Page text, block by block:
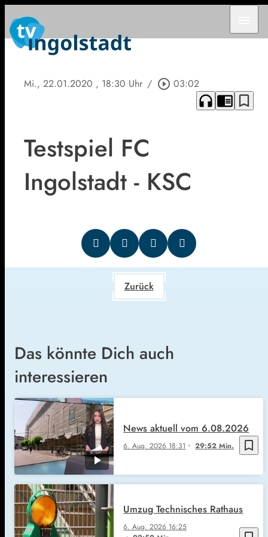
Mi., 22.01.2020 , 18:30 Uhr / play_circle_outline 03:02
headphones chrome_reader_mode bookmark_border
Testspiel FC
Ingolstadt - KSC
Zurück
Das könnte Dich auch
interessieren
bookmark_border
6. Aug. 2026 18:31 29:52 Min.
News aktuell vom 6.08.2026
6. Aug. 2026 16:25
Umzug Technisches Rathaus